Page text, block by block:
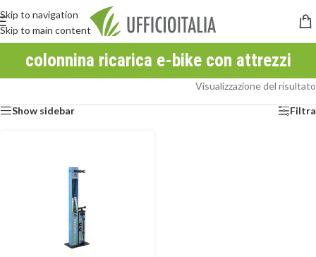
Skip to navigation
Skip to main content
colonnina ricarica e-bike con attrezzi
Visualizzazione del risultato
Show sidebar Filtra